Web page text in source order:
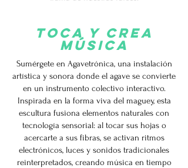
toca y crea
música
Sumérgete en Agavetrónica, una instalación
artística y sonora donde el agave se convierte
en un instrumento colectivo interactivo.
Inspirada en la forma viva del maguey, esta
escultura fusiona elementos naturales con
tecnología sensorial: al tocar sus hojas o
acercarte a sus fibras, se activan ritmos
electrónicos, luces y sonidos tradicionales
reinterpretados, creando música en tiempo